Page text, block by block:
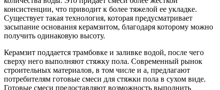
консистенции, что приводит к более тяжелой ее укладке.
Существует такая технология, которая предусматривает
засыпание основания керамзитом, благодаря которому можно
получить одинаковую высоту.
Керамзит поддается трамбовке и заливке водой, после чего
сверху него выполняют стяжку пола. Современный рынок
строительных материалов, в том числе и а, предлагают
потребителям готовые смеси для стяжки пола в сухом виде.
Готовые смеси предоставляют возможность выполнить